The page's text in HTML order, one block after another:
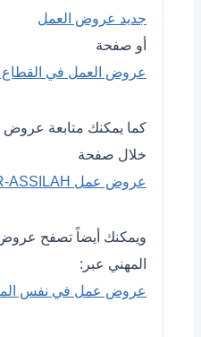
جديد عروض العمل
أو صفحة
عروض العمل في
كما يمكنك متابعة
خلال صفحة
عروض عمل TANGER-ASSILAH
ويمكنك أيضاً تصفح
المهني عبر:
عروض عمل في نفس